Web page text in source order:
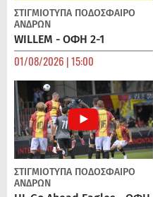
ΣΤΙΓΜΙΟΤΥΠΑ ΠΟΔΌΣΦΑΙΡΟ
ΑΝΔΡΏΝ
WILLEM - ΟΦΗ 2-1
01/08/2026 | 15:00
ΣΤΙΓΜΙΟΤΥΠΑ ΠΟΔΌΣΦΑΙΡΟ
ΑΝΔΡΏΝ